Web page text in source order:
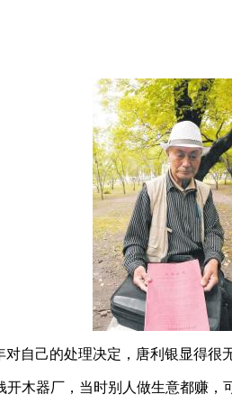
对自己的处理决定，唐利银显得很
木器厂，当时别人做生意都赚，